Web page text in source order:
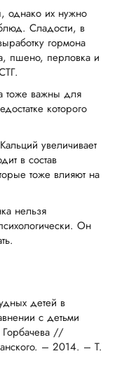
однако их нужно
Сладости, в
гормона
пшено, перловка и
тоже важны для
которого
увеличивает
в состав
тоже влияют на
нельзя
Он
детей в
с детьми
//
– 2014. – Т.